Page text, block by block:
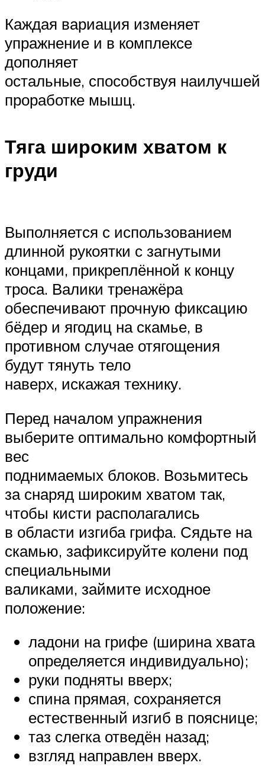
Каждая вариация изменяет
упражнение и в комплексе
дополняет
остальные, способствуя наилучшей
проработке мышц.
Тяга широким хватом к
груди
Выполняется с использованием
длинной рукоятки с загнутыми
концами, прикреплённой к концу
троса. Валики тренажёра
обеспечивают прочную фиксацию
бёдер и ягодиц на скамье, в
противном случае отягощения
будут тянуть тело
наверх, искажая технику.
Перед началом упражнения
выберите оптимально комфортный
вес
поднимаемых блоков. Возьмитесь
за снаряд широким хватом так,
чтобы кисти располагались
в области изгиба грифа. Сядьте на
скамью, зафиксируйте колени под
специальными
валиками, займите исходное
положение:
ладони на грифе (ширина хвата
определяется индивидуально);
руки подняты вверх;
спина прямая, сохраняется
естественный изгиб в пояснице;
таз слегка отведён назад;
взгляд направлен вверх.